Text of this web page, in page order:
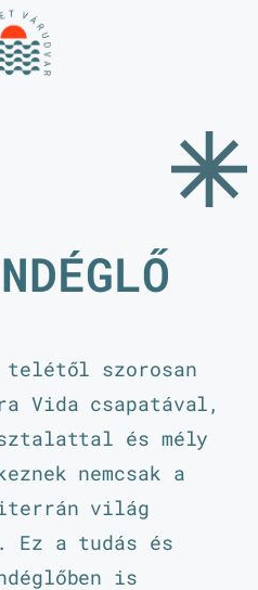
telétől szorosan
Vida csapatával,
és mély
nemcsak a
világ
Ez a tudás és
is